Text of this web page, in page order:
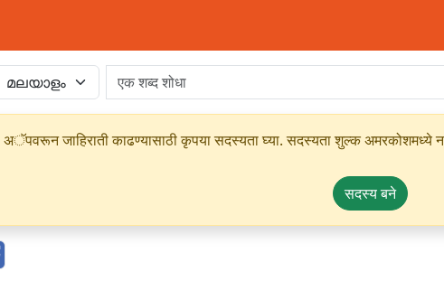
जाहिराती काढण्यासाठी कृपया सदस्यता घ्या. सदस्यता शुल्क अमरकोशमध्ये
सदस्य बने